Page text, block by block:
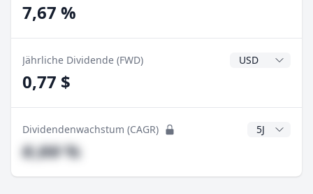
7,67 %
Jährliche Dividende (FWD)
0,77 $
Dividendenwachstum (CAGR) CAGR Jahre
#,## %